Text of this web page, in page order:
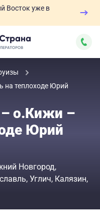
Восток уже в
на теплоходе Юрий
о.Кижи –
Юрий
Новгород
Углич Калязин